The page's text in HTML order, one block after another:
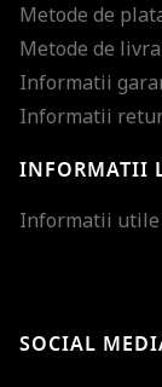
Metode de
Metode de
Informatii
Informatii
INFORMATII
Informatii utile
SOCIAL